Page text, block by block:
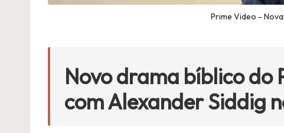
Prime Video -
Novo drama bíblico do
com Alexander Siddig